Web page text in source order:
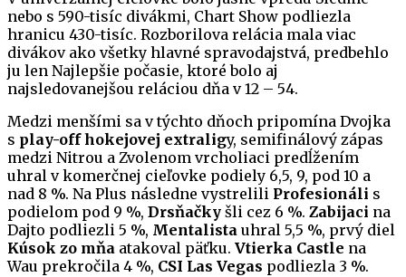
nebo s 590-tisíc divákmi, Chart Show podliezla
hranicu 430-tisíc. Rozborilova relácia mala viac
divákov ako všetky hlavné spravodajstvá, predbehlo
ju len Najlepšie počasie, ktoré bolo aj
najsledovanejšou reláciou dňa v 12 – 54.
Medzi menšími sa v týchto dňoch pripomína Dvojka
s play-off hokejovej extraligy, semifinálový zápas
medzi Nitrou a Zvolenom vrcholiaci predĺžením
uhral v komerčnej cieľovke podiely 6,5, 9, pod 10 a
nad 8 %. Na Plus následne vystrelili Profesionáli s
podielom pod 9 %, Drsňačky šli cez 6 %. Zabijaci na
Dajto podliezli 5 %, Mentalista uhral 5,5 %, prvý diel
Kúsok zo mňa atakoval päťku. Vtierka Castle na
Wau prekročila 4 %, CSI Las Vegas podliezla 3 %.